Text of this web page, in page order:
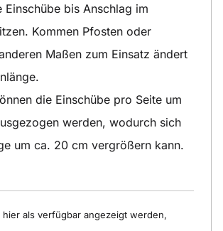
Einschübe bis Anschlag im
Kommen Pfosten oder
Maßen zum Einsatz ändert
die Einschübe pro Seite um
werden, wodurch sich
um ca. 20 cm vergrößern kann.
hier als verfügbar angezeigt werden,